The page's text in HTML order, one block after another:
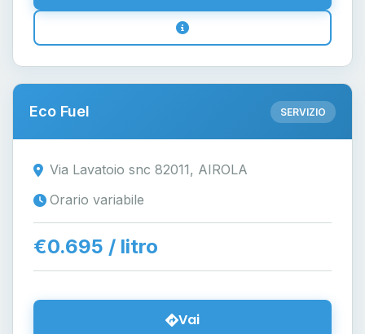
Eco Fuel SERVIZIO
Via Lavatoio snc 82011, AIROLA
Orario variabile
€0.695 / litro
Vai